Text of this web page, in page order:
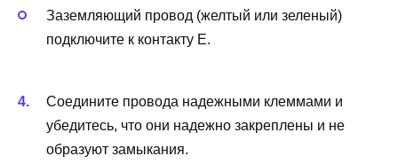
Заземляющий провод (желтый или зеленый)
подключите к контакту E.
Соедините провода надежными клеммами и
убедитесь, что они надежно закреплены и не
образуют замыкания.